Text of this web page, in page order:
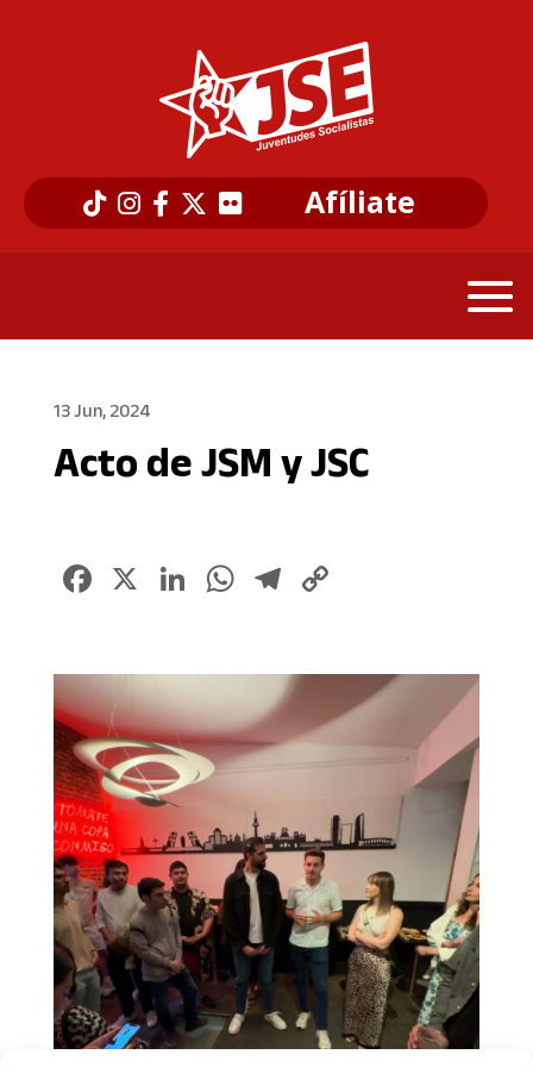
Afíliate
13 Jun, 2024
Acto de JSM y JSC
Facebook
X LinkedIn
WhatsApp
Telegram